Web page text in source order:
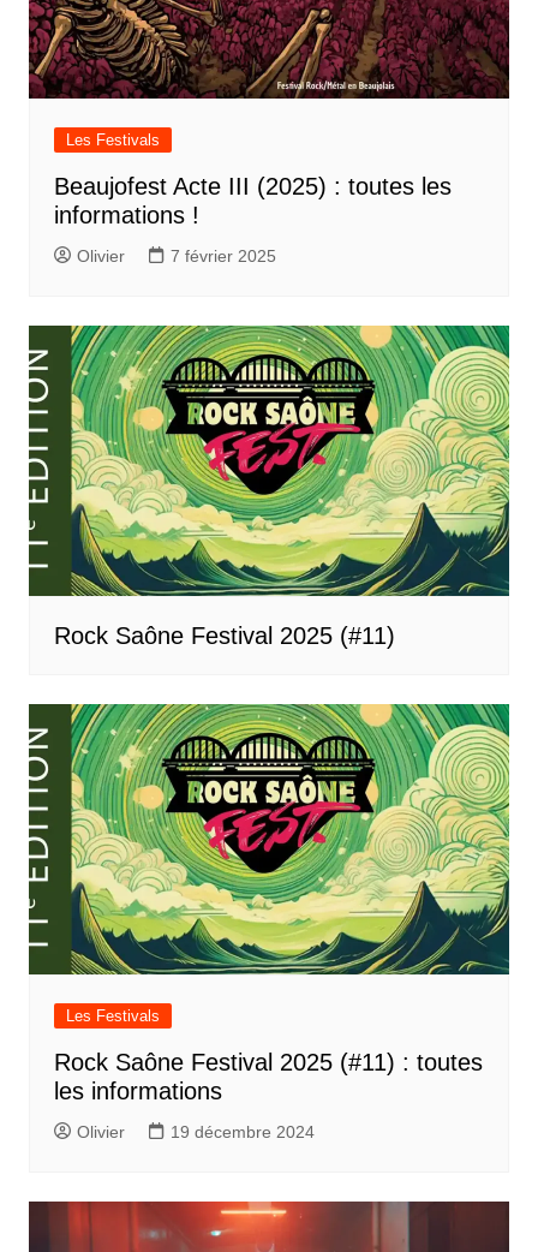
Les Festivals
Beaujofest Acte III (2025) : toutes les
informations !
Olivier 7 février 2025
Rock Saône Festival 2025 (#11)
Les Festivals
Rock Saône Festival 2025 (#11) : toutes
les informations
Olivier 19 décembre 2024